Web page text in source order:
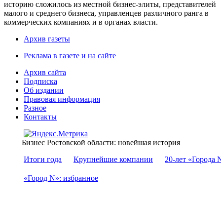
историю сложилось из местной бизнес-элиты, представителей
малого и среднего бизнеса, управленцев различного ранга в
коммерческих компаниях и в органах власти.
Архив газеты
Реклама в газете и на сайте
Архив сайта
Подписка
Об издании
Правовая информация
Разное
Контакты
Бизнес Ростовской области: новейшая история
Итоги года
Крупнейшие компании 20-лет «Города
«Город N»: избранное